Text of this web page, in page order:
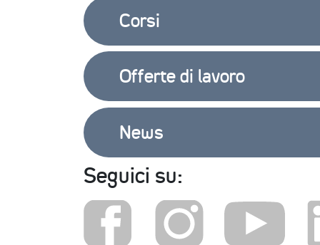
Corsi
Offerte di lavoro
News
Seguici su: